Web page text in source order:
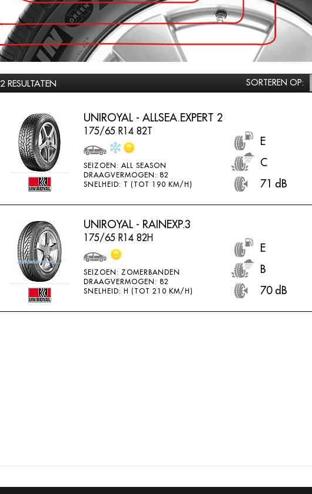
2 RESULTATEN SORTEREN OP:
UNIROYAL - ALLSEA.EXPERT 2
175/65 R14 82T
SEIZOEN: ALL SEASON
DRAAGVERMOGEN: 82
SNELHEID: T (TOT 190 KM/H)
E
C
71 dB
UNIROYAL - RAINEXP.3
175/65 R14 82H
SEIZOEN: ZOMERBANDEN
DRAAGVERMOGEN: 82
SNELHEID: H (TOT 210 KM/H)
E
B
70 dB